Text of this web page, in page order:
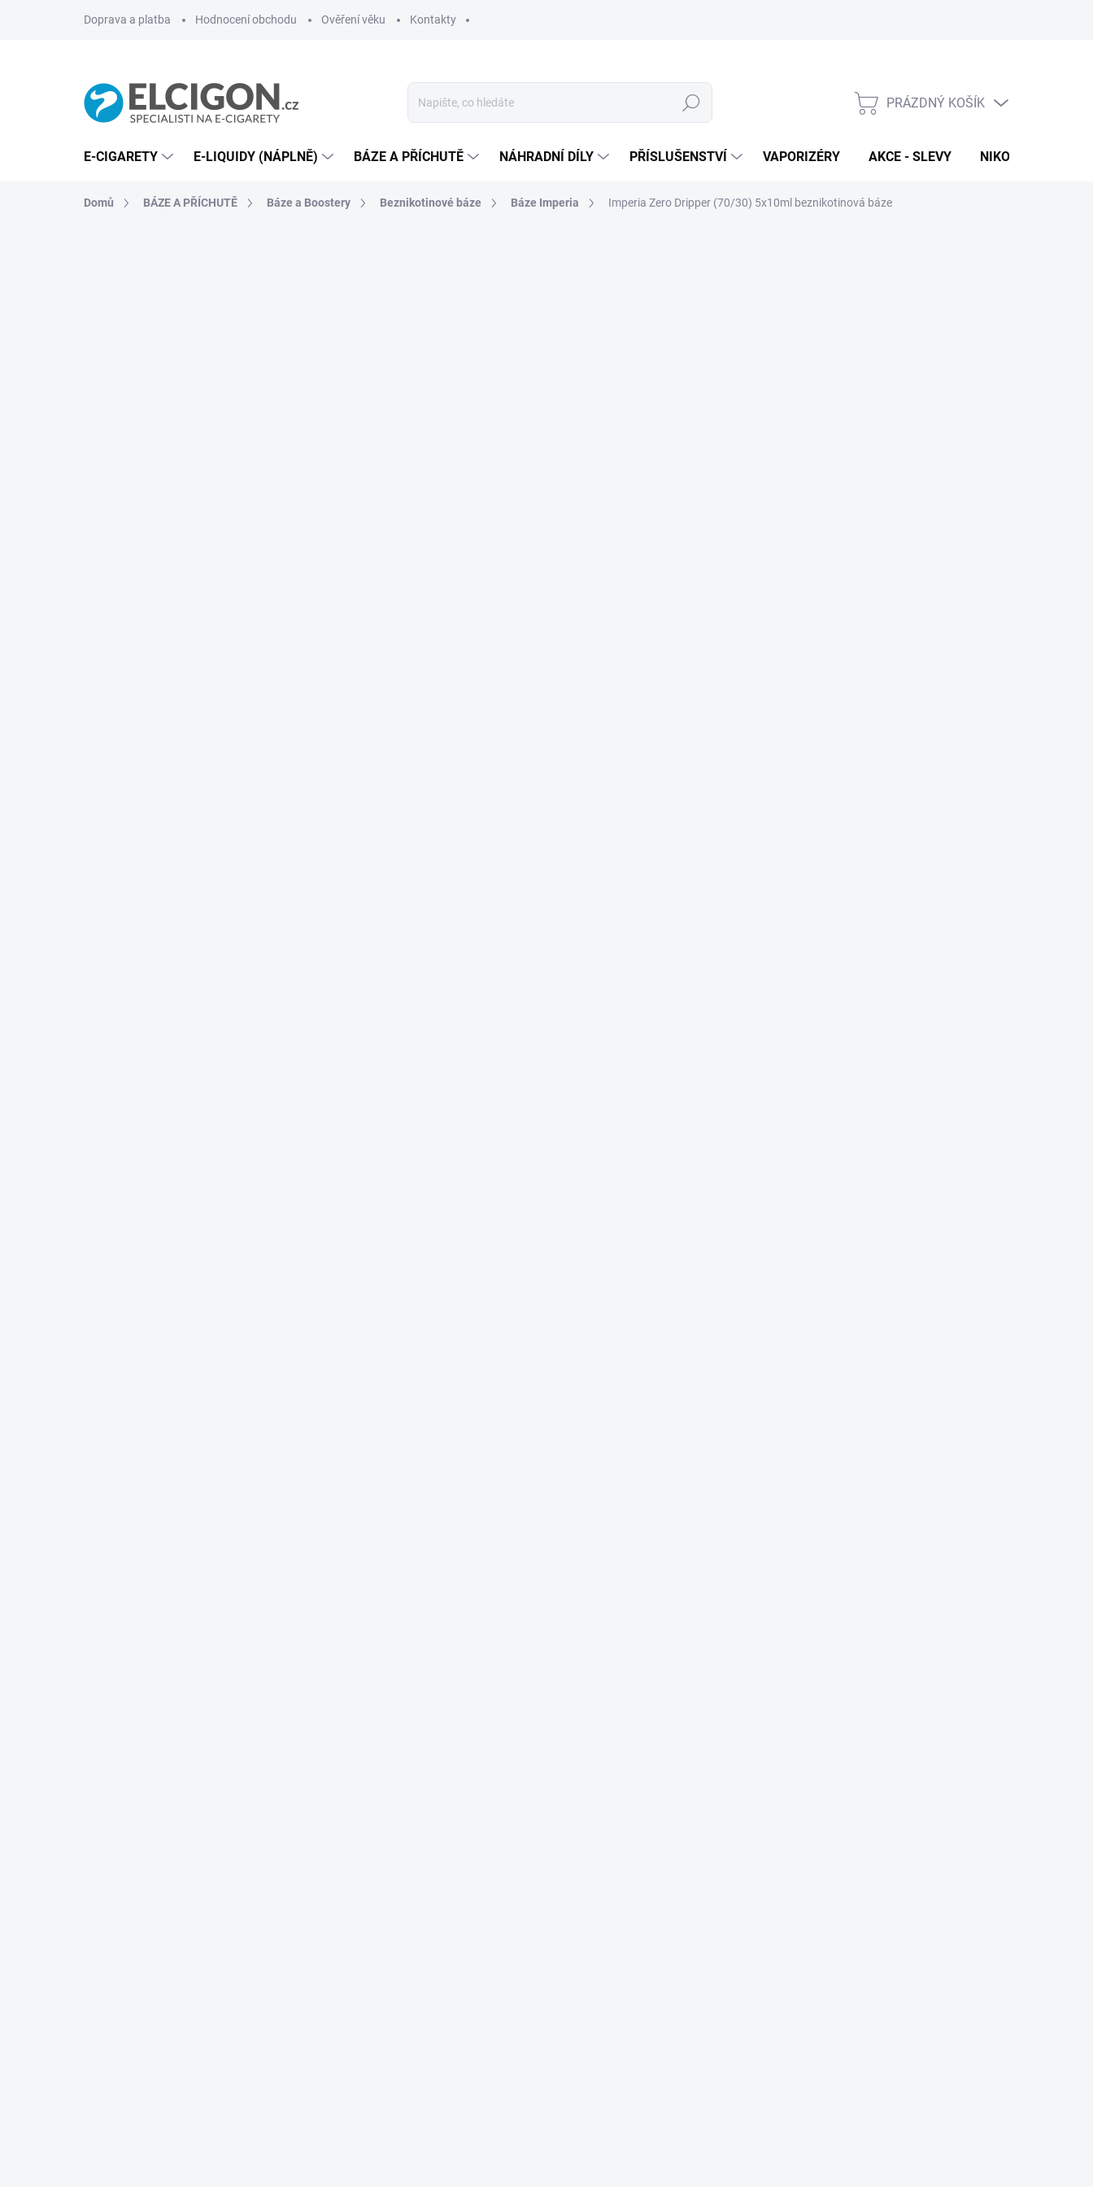
Doprava a platba Hodnocení obchodu Ověření věku Kontakty
Hledat
NÁKUPNÍ
PRÁZDNÝ KOŠÍK
E-CIGARETY E-LIQUIDY (NÁPLNĚ) BÁZE A PŘÍCHUTĚ NÁHRADNÍ DÍLY PŘÍSLUŠENSTVÍ VAPORIZÉRY AKCE - SLEVY NIKOTINOVÉ
Domů BÁZE A PŘÍCHUTĚ Báze a Boostery Beznikotinové báze Báze Imperia Imperia Zero Dripper (70/30) 5x10ml beznikotinová báze